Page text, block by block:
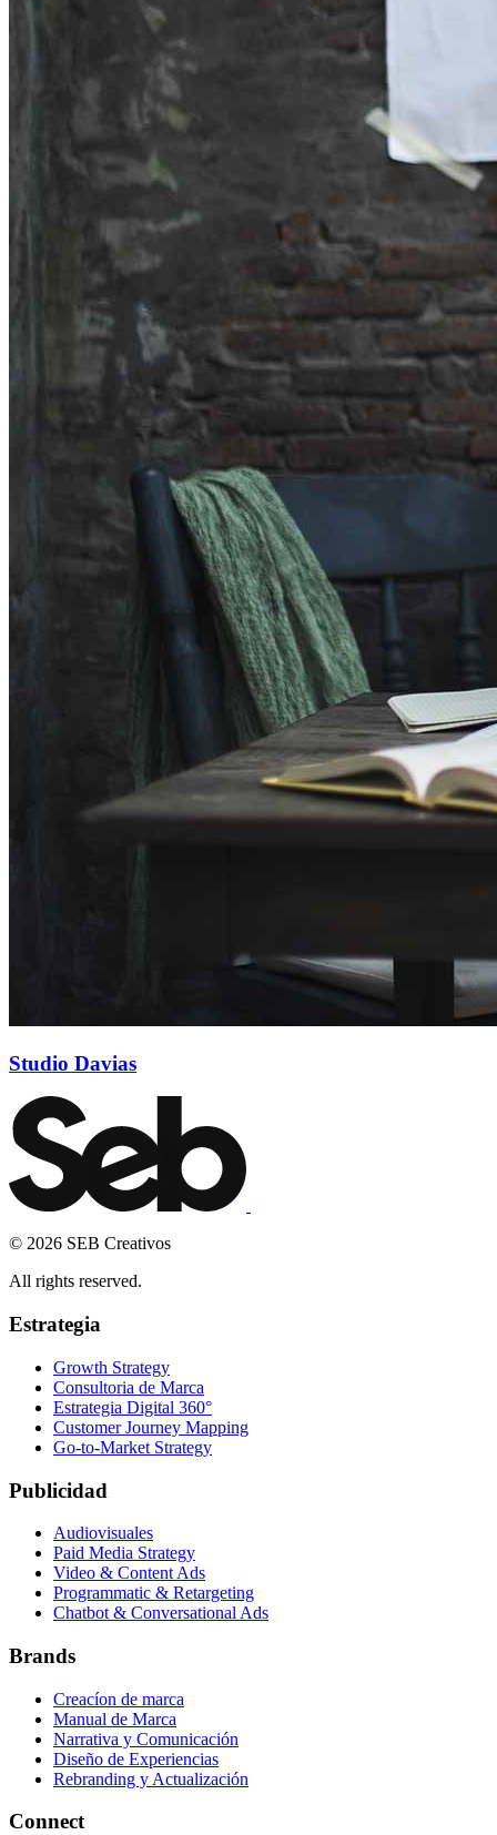
Studio Davias
© 2026 SEB Creativos
All rights reserved.
Estrategia
Growth Strategy
Consultoria de Marca
Estrategia Digital 360°
Customer Journey Mapping
Go-to-Market Strategy
Publicidad
Audiovisuales
Paid Media Strategy
Video & Content Ads
Programmatic & Retargeting
Chatbot & Conversational Ads
Brands
Creacíon de marca
Manual de Marca
Narrativa y Comunicación
Diseño de Experiencias
Rebranding y Actualización
Connect